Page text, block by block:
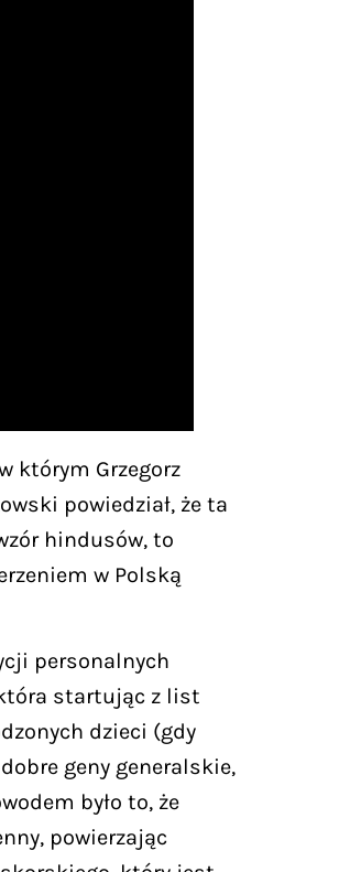
którym Grzegorz
powiedział, że ta
hindusów, to
w Polską
personalnych
która startując z list
dzieci (gdy
geny generalskie,
było to, że
powierzając